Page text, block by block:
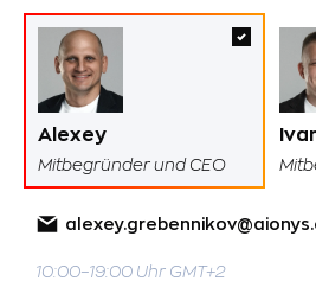
Alexey
Mitbegründer und CEO
10:00–19:00 Uhr GMT+2